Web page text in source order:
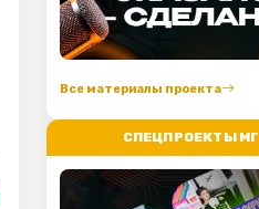
Все материалы проекта
СПЕЦПРОЕКТЫ МГ